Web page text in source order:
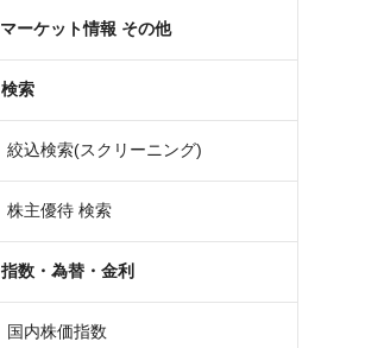
マーケット情報 その他
検索
絞込検索(スクリーニング)
株主優待 検索
指数・為替・金利
国内株価指数